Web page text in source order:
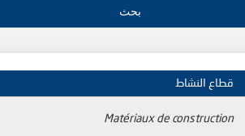
قطاع النشاط
Matériaux de construction